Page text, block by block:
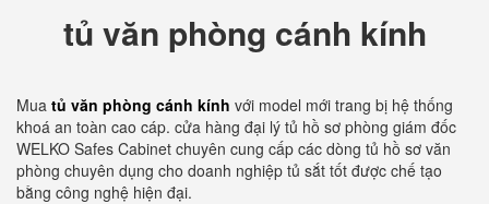
tủ văn phòng cánh kính
Mua tủ văn phòng cánh kính với model mới trang bị hệ thống
khoá an toàn cao cáp. cửa hàng đại lý tủ hồ sơ phòng giám đốc
WELKO Safes Cabinet chuyên cung cấp các dòng tủ hồ sơ văn
phòng chuyên dụng cho doanh nghiệp tủ sắt tốt được chế tạo
bằng công nghệ hiện đại.